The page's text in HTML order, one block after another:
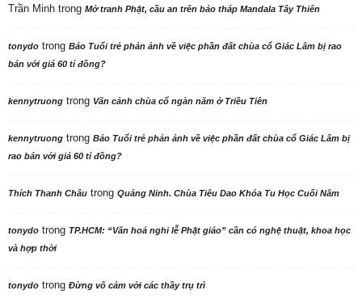
Trần Minh trong Mở tranh Phật, cầu an trên bảo tháp Mandala Tây Thiên
tonydo trong Báo Tuổi trẻ phản ảnh về việc phần đất chùa cổ Giác Lâm bị rao
bán với giá 60 tỉ đồng?
kennytruong trong Vãn cảnh chùa cổ ngàn năm ở Triều Tiên
kennytruong trong Báo Tuổi trẻ phản ảnh về việc phần đất chùa cổ Giác Lâm bị
rao bán với giá 60 tỉ đồng?
Thích Thanh Châu trong Quảng Ninh. Chùa Tiêu Dao Khóa Tu Học Cuối Năm
tonydo trong TP.HCM: “Văn hoá nghi lễ Phật giáo” cần có nghệ thuật, khoa học
và hợp thời
tonydo trong Đừng vô cảm với các thầy trụ trì